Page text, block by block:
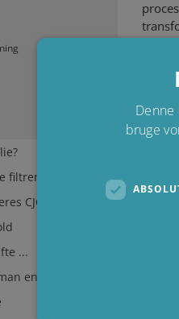
filtrering?
CJC Oliefiltre
...
en olieprøve
CJC
eller
bruge